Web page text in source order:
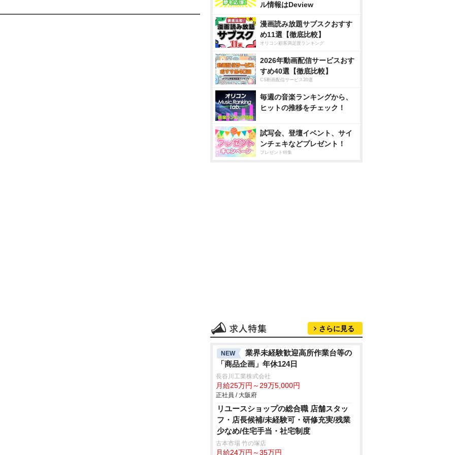
ル情報はDeview
漫画読み放題サブスクおすす
め11選【徹底比較】
オリコン顧客満足度ランキング
2026年動画配信サービスおす
すめ40選【徹底比較】
CS動画配信サービス20選
毎週の音楽ランキングから、
ヒットの推移をチェック！
試写会、登壇イベント、サイ
ンチェキなどプレゼント！
プレゼント特集
さらに見る
NEW
業界未経験歓迎高所作業台等の
「商品企画」年休124日
長谷川工業株式会社
月給25万円～29万5,000円
正社員 / 大阪府
リユースショップの総合職 店舗スタッ
フ・店長候補/未経験可・研修充実/残業
少なめ/住宅手当・社宅制度
古本市場 竹の塚店
月給24万円～35万円